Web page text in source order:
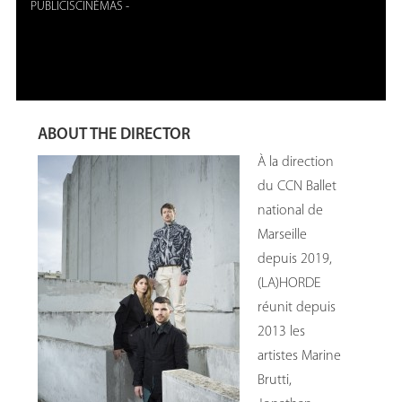
PUBLICISCINÉMAS -
ABOUT THE DIRECTOR
À la direction
du CCN Ballet
national de
Marseille
depuis 2019,
(LA)HORDE
réunit depuis
2013 les
artistes Marine
Brutti,